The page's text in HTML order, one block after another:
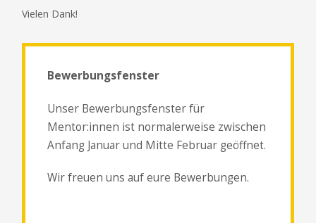
Vielen Dank!
Bewerbungsfenster
Unser Bewerbungsfenster für
Mentor:innen ist normalerweise zwischen
Anfang Januar und Mitte Februar geöffnet.
Wir freuen uns auf eure Bewerbungen.